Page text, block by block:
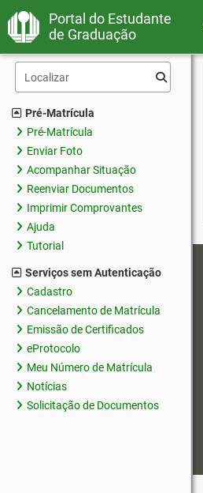
Portal do Estudante
de Graduação
Pré-Matrícula
Pré-Matrícula
Enviar Foto
Acompanhar Situação
Reenviar Documentos
Imprimir Comprovantes
Ajuda
Tutorial
Serviços sem Autenticação
Cadastro
Cancelamento de Matrícula
Emissão de Certificados
eProtocolo
Meu Número de Matrícula
Notícias
Solicitação de Documentos